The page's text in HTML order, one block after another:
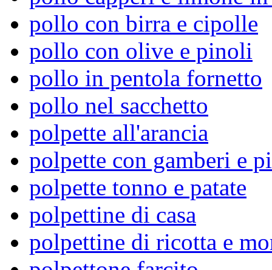
pollo con birra e cipolle
pollo con olive e pinoli
pollo in pentola fornetto
pollo nel sacchetto
polpette all'arancia
polpette con gamberi e
polpette tonno e patate
polpettine di casa
polpettine di ricotta e